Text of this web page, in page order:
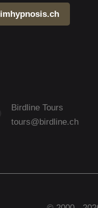
imhypnosis.ch
Birdline Tours
tours@birdline.ch